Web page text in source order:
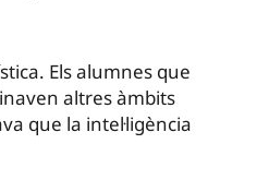
Els alumnes que
altres àmbits
que la intel·ligència